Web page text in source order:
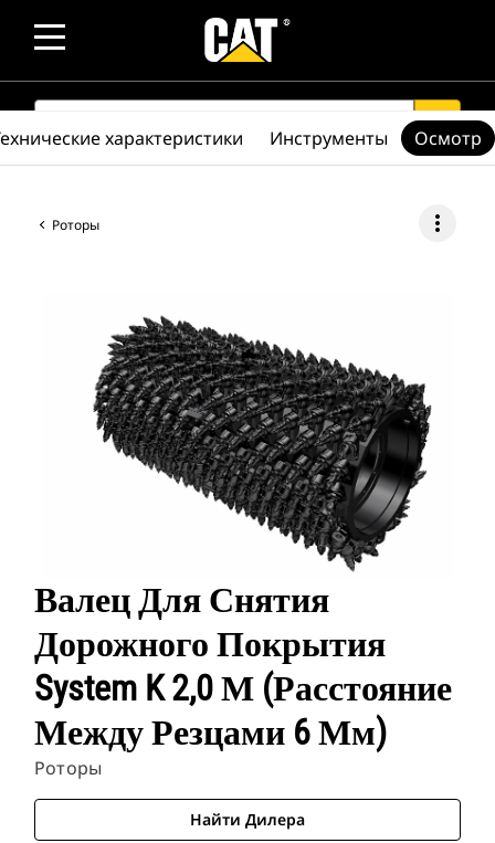
SEARCH search
Роторы more_vert
Валец Для Снятия
Дорожного Покрытия
System K 2,0 М (расстояние
Между Резцами 6 Мм)
Роторы
Найти Дилера
характеристики Инструменты Осмотр